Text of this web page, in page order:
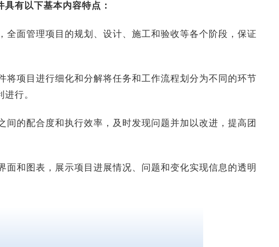
有以下基本内容特点：
面管理项目的规划、设计、施工和验收等各个阶段，保证
项目进行细化和分解将任务和工作流程划分为不同的环节
行。
的配合度和执行效率，及时发现问题并加以改进，提高团
和图表，展示项目进展情况、问题和变化实现信息的透明